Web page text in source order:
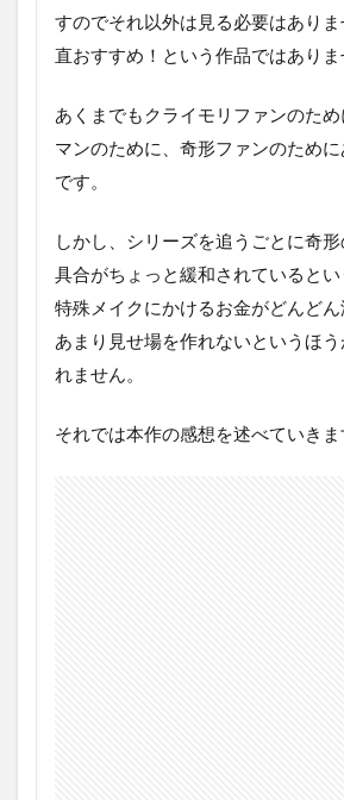
すのでそれ以外は見る必要はあり
直おすすめ！という作品ではありま
あくまでもクライモリファンのた
マンのために、奇形ファンのため
です。
しかし、シリーズを追うごとに奇
具合がちょっと緩和されているとい
特殊メイクにかけるお金がどんど
あまり見せ場を作れないというほう
れません。
それでは本作の感想を述べていきま